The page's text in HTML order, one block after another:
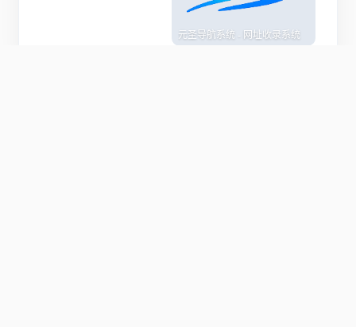
元圣导航系统 - 网址收录系统